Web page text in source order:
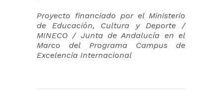
Proyecto financiado por el Ministerio
de Educación, Cultura y Deporte /
MINECO / Junta de Andalucía en el
Marco del Programa Campus de
Excelencia Internacional